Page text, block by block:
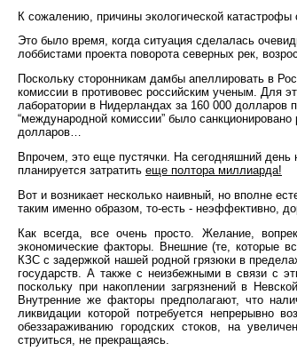
К сожалению, причины экологической
Это было время, когда ситуация сделалась
лоббистами проекта поворота северных рек,
Поскольку сторонникам дамбы апеллировать в
комиссии в противовес российским ученым. Для
лаборатории в Нидерландах за 160 000 долларов
“международной комиссии” было
долларов…
Впрочем, это еще пустячки. На сегодняшний день
планируется затратить еще полтора миллиарда!
Вот и возникает несколько наивный, но вполне
таким именно образом, то-есть - неэффективно,
Как всегда, все очень просто. Желание,
экономические факторы. Внешние (те, которые
КЗС с задержкой нашей родной грязюки в
государств. А также с неизбежными в связи с
поскольку при накоплении загрязнений в
Внутренние же факторы предполагают, что
ликвидации которой потребуется непрерывно
обеззараживанию городских стоков, на
струиться, не прекращаясь.